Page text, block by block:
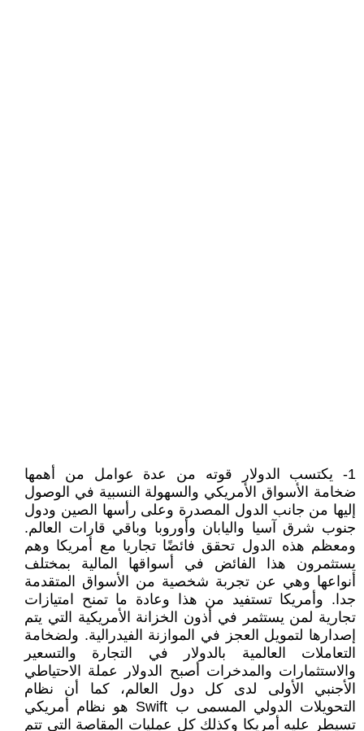
1- يكتسب الدولار قوته ‏من عدة عوامل من أهمها
ضخامة الأسواق الأمريكي والسهولة النسبية في الوصول
إليها من جانب الدول المصدرة وعلى رأسها الصين ودول
جنوب شرق آسيا واليابان وأوروبا وباقي قارات العالم.
ومعظم هذه الدول تحقق فائضًا تجاريا مع أمريكا وهم
يستثمرون هذا الفائض في أسواقها المالية بمختلف
أنواعها وهي عن تجربة شخصية من الأسواق المتقدمة
جدا. وأمريكا تستفيد من هذا وعادة ما تمنح امتيازات
تجارية لمن يستثمر في أذون الخزانة الأمريكية التي يتم
إصدارها لتمويل العجز في الموازنة الفيدرالية. ولضخامة
التعاملات العالمية بالدولار في التجارة والتسعير
والاستثمارات والمدخرات أصبح الدولار عملة الاحتياطي
الأجنبي الأولى لدى كل دول العالم، كما أن نظام
التحويلات الدولي المسمى ب Swift هو نظام أمريكي
تسيطر عليه أمريكا وكذلك كل عمليات المقاصة التي تتم